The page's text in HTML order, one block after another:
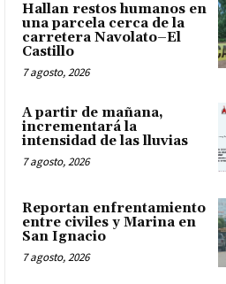
Hallan restos humanos en
una parcela cerca de la
carretera Navolato–El
Castillo
7 agosto, 2026
A partir de mañana,
incrementará la
intensidad de las lluvias
7 agosto, 2026
Reportan enfrentamiento
entre civiles y Marina en
San Ignacio
7 agosto, 2026